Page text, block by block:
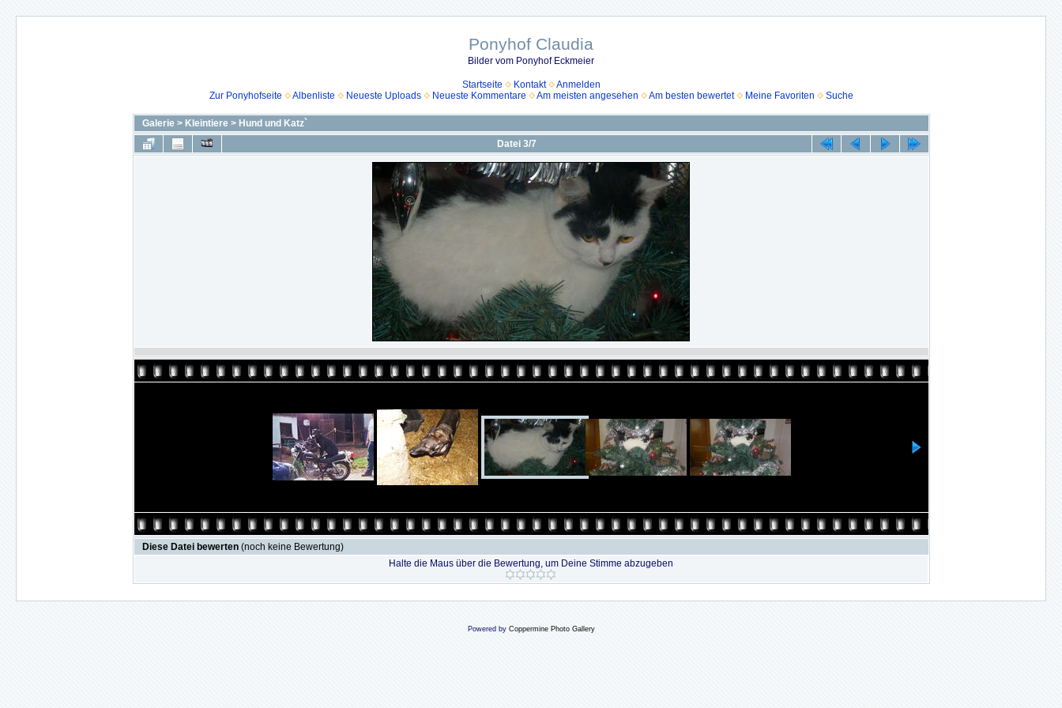
Ponyhof Claudia
Bilder vom Ponyhof Eckmeier
Startseite Kontakt
Anmelden
Zur Ponyhofseite
Albenliste Neueste Uploads Neueste Kommentare Am meisten angesehen Am besten bewertet Meine Favoriten Suche
Galerie> Kleintiere> Hund und Katz`
Datei 3/7
Diese Datei bewerten(noch keine Bewertung)
Halte die Maus über die Bewertung, um Deine Stimme abzugeben
Powered by Coppermine Photo Gallery